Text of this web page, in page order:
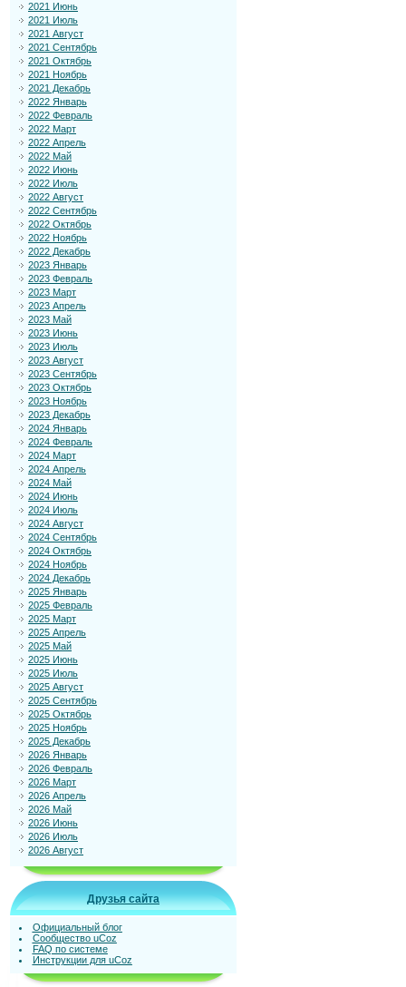
2021 Июнь
2021 Июль
2021 Август
2021 Сентябрь
2021 Октябрь
2021 Ноябрь
2021 Декабрь
2022 Январь
2022 Февраль
2022 Март
2022 Апрель
2022 Май
2022 Июнь
2022 Июль
2022 Август
2022 Сентябрь
2022 Октябрь
2022 Ноябрь
2022 Декабрь
2023 Январь
2023 Февраль
2023 Март
2023 Апрель
2023 Май
2023 Июнь
2023 Июль
2023 Август
2023 Сентябрь
2023 Октябрь
2023 Ноябрь
2023 Декабрь
2024 Январь
2024 Февраль
2024 Март
2024 Апрель
2024 Май
2024 Июнь
2024 Июль
2024 Август
2024 Сентябрь
2024 Октябрь
2024 Ноябрь
2024 Декабрь
2025 Январь
2025 Февраль
2025 Март
2025 Апрель
2025 Май
2025 Июнь
2025 Июль
2025 Август
2025 Сентябрь
2025 Октябрь
2025 Ноябрь
2025 Декабрь
2026 Январь
2026 Февраль
2026 Март
2026 Апрель
2026 Май
2026 Июнь
2026 Июль
2026 Август
Друзья сайта
Официальный блог
Сообщество uCoz
FAQ по системе
Инструкции для uCoz